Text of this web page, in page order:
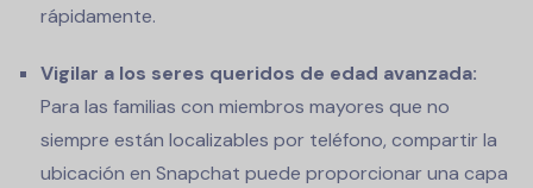
rápidamente.
Vigilar a los seres queridos de edad avanzada:
Para las familias con miembros mayores que no
siempre están localizables por teléfono, compartir la
ubicación en Snapchat puede proporcionar una capa